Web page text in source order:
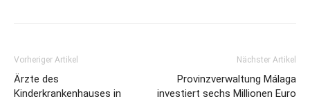
Vorheriger Artikel
Ärzte des
Kinderkrankenhauses in
Nächster Artikel
Provinzverwaltung Málaga
investiert sechs Millionen Euro